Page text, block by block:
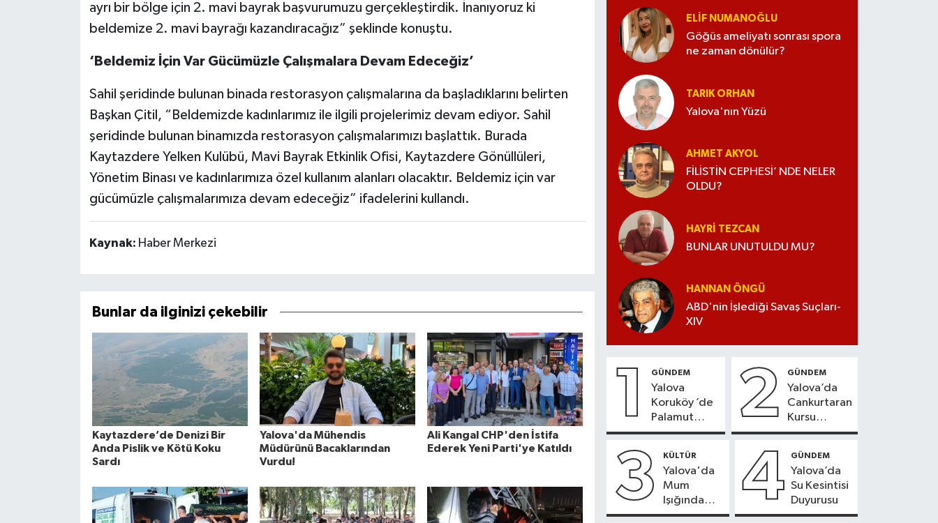
ayrı bir bölge için 2. mavi bayrak başvurumuzu gerçekleştirdik. İnanıyoruz ki
beldemize 2. mavi bayrağı kazandıracağız” şeklinde konuştu.
‘Beldemiz İçin Var Gücümüzle Çalışmalara Devam Edeceğiz’
Sahil şeridinde bulunan binada restorasyon çalışmalarına da başladıklarını belirten
Başkan Çitil, “Beldemizde kadınlarımız ile ilgili projelerimiz devam ediyor. Sahil
şeridinde bulunan binamızda restorasyon çalışmalarımızı başlattık. Burada
Kaytazdere Yelken Kulübü, Mavi Bayrak Etkinlik Ofisi, Kaytazdere Gönüllüleri,
Yönetim Binası ve kadınlarımıza özel kullanım alanları olacaktır. Beldemiz için var
gücümüzle çalışmalarımıza devam edeceğiz” ifadelerini kullandı.
Kaynak: Haber Merkezi
Bunlar da ilginizi çekebilir
Kaytazdere’de Denizi Bir
Anda Pislik ve Kötü Koku
Sardı
Yalova'da Mühendis
Müdürünü Bacaklarından
Vurdu!
Ali Kangal CHP'den İstifa
Ederek Yeni Parti'ye Katıldı
ELİF NUMANOĞLU
Göğüs ameliyatı sonrası spora
ne zaman dönülür?
TARIK ORHAN
Yalova'nın Yüzü
AHMET AKYOL
FİLİSTİN CEPHESİ’ NDE NELER
OLDU?
HAYRI TEZCAN
BUNLAR UNUTULDU MU?
HANNAN ÖNGÜ
ABD'nin İşlediği Savaş Suçları-
XIV
1 GÜNDEM
Yalova
Koruköy ’de
Palamut
Sezonu
2 GÜNDEM
Yalova’da
Cankurtaran
Kursu
Kayıtları
3 KÜLTÜR
Yalova'da
Mum
Işığında
Konser
4 GÜNDEM
Yalova’da
Su Kesintisi
Duyurusu